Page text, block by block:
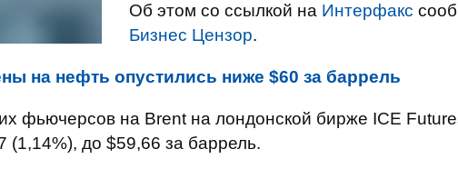
Об этом со ссылкой на Интерфакс
Бизнес Цензор.
на нефть опустились ниже $60 за баррель
фьючерсов на Brent на лондонской бирже ICE
(1,14%), до $59,66 за баррель.